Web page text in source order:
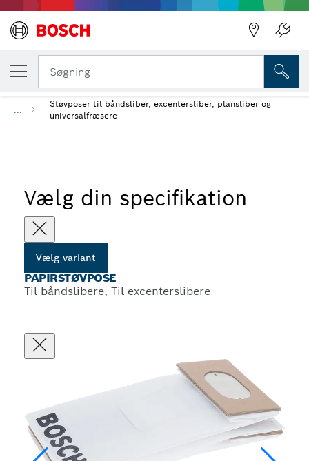
Søgning
...
Støvposer til båndsliber, excentersliber, plansliber og
universalfræsere
Vælg din specifikation
Vælg variant
PAPIRSTØVPOSE
Til båndslibere, Til excenterslibere
DIN VALGTE VARIANT
Papirstøvpose